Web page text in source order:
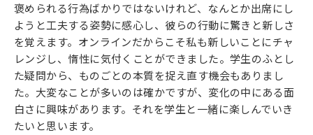
褒められる行為ばかりではないけれど、なんとか出席にし
ようと工夫する姿勢に感心し、彼らの行動に驚きと新しさ
を覚えます。オンラインだからこそ私も新しいことにチャ
レンジし、惰性に気付くことができました。学生のふとし
た疑問から、ものごとの本質を捉え直す機会もありまし
た。大変なことが多いのは確かですが、変化の中にある面
白さに興味があります。それを学生と一緒に楽しんでいき
たいと思います。